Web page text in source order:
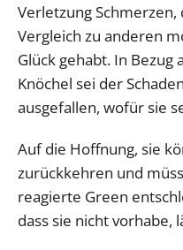
Verletzung
Vergleich zu anderen
Glück gehabt. In
Knöchel sei der
ausgefallen, wofür sie
Auf die Hoffnung, sie
zurückkehren und
reagierte Green
dass sie nicht vorhabe,